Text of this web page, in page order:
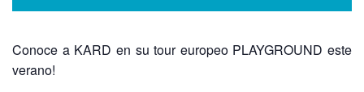
Conoce a KARD en su tour europeo PLAYGROUND este
verano!